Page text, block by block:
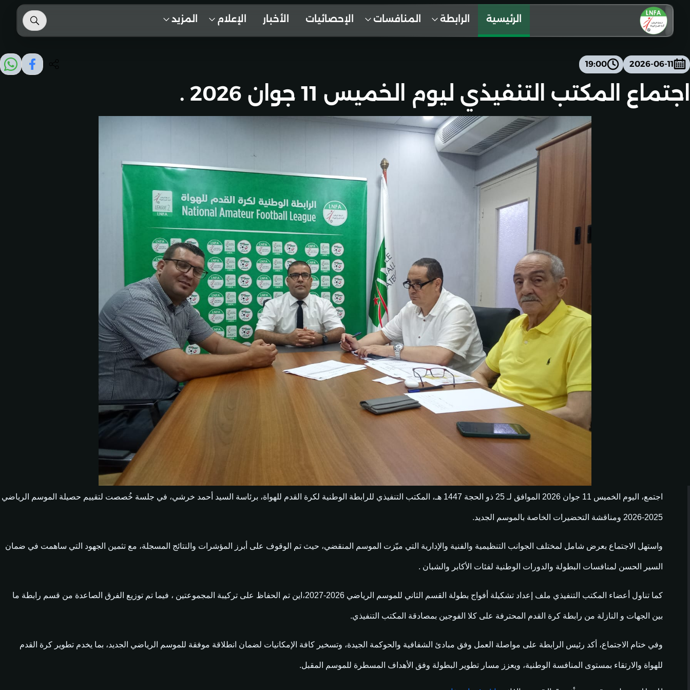
الرئيسية الرابطة المنافسات الإحصائيات الأخبار الإعلام المزيد
2026-06-11
19:00
اجتماع المكتب التنفيذي ليوم الخميس 11 جوان 2026 .
اجتمع، اليوم الخميس 11 جوان 2026 الموافق لـ 25 ذو الحجة 1447 هـ، المكتب التنفيذي للرابطة الوطنية لكرة القدم للهواة، برئاسة السيد أحمد خرشي، في جلسة خُصصت لتقييم حصيلة الموسم الرياضي
2025-2026 ومناقشة التحضيرات الخاصة بالموسم الجديد.
واستهل الاجتماع بعرض شامل لمختلف الجوانب التنظيمية والفنية والإدارية التي ميّزت الموسم المنقضي، حيث تم الوقوف على أبرز المؤشرات والنتائج المسجلة، مع تثمين الجهود التي ساهمت في ضمان
السير الحسن لمنافسات البطولة والدورات الوطنية لفئات الأكابر والشبان .
كما تناول أعضاء المكتب التنفيذي ملف إعداد تشكيلة أفواج بطولة القسم الثاني للموسم الرياضي 2026-2027،اين تم الحفاظ على تركيبة المجموعتين ، فيما تم توزيع الفرق الصاعدة من قسم رابطة ما
بين الجهات و النازلة من رابطة كرة القدم المحترفة على كلا الفوجين بمصادقة المكتب التنفيذي.
وفي ختام الاجتماع، أكد رئيس الرابطة على مواصلة العمل وفق مبادئ الشفافية والحوكمة الجيدة، وتسخير كافة الإمكانيات لضمان انطلاقة موفقة للموسم الرياضي الجديد، بما يخدم تطوير كرة القدم
للهواة والارتقاء بمستوى المنافسة الوطنية، ويعزز مسار تطوير البطولة وفق الأهداف المسطرة للموسم المقبل.